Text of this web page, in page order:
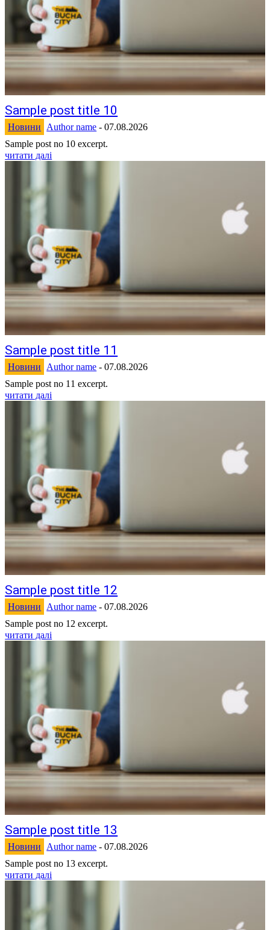
Sample post title 10
Новини Author name - 07.08.2026
Sample post no 10 excerpt.
читати далі
Sample post title 11
Новини Author name - 07.08.2026
Sample post no 11 excerpt.
читати далі
Sample post title 12
Новини Author name - 07.08.2026
Sample post no 12 excerpt.
читати далі
Sample post title 13
Новини Author name - 07.08.2026
Sample post no 13 excerpt.
читати далі